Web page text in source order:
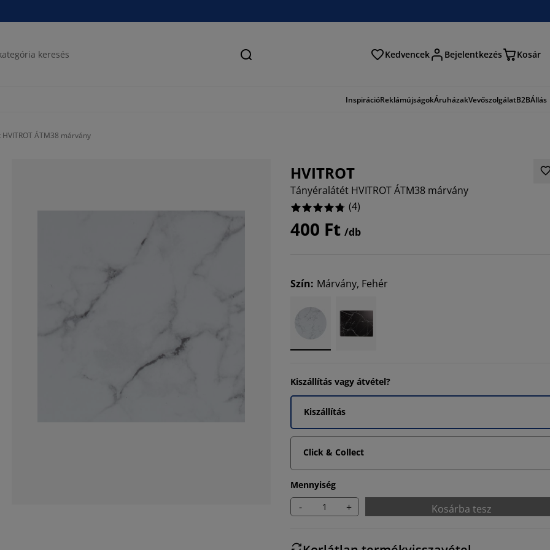
Keresés Kedvencek Bejelentkezés Kosár
InspirációReklámújságokÁruházakVevőszolgálatB2BÁllás
ÁTM38 márvány
HVITROT
Tányéralátét HVITROT ÁTM38 márvány
(4)
400 Ft /db
Szín: Márvány, Fehér
Kiszállítás vagy átvétel?
Kiszállítás
Click & Collect
Mennyiség
- + Kosárba tesz